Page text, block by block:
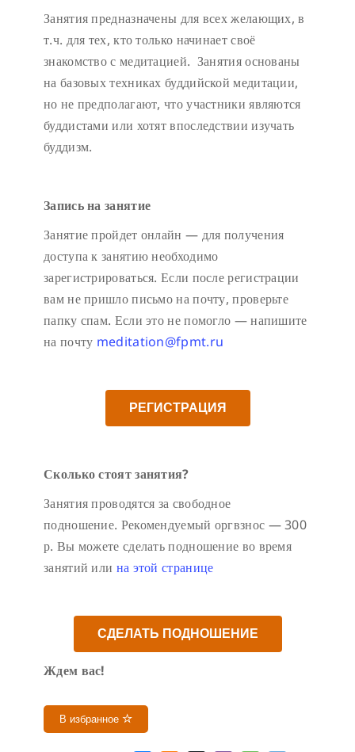
Занятия предназначены для всех желающих, в
т.ч. для тех, кто только начинает своё
знакомство с медитацией. Занятия основаны
на базовых техниках буддийской медитации,
но не предполагают, что участники являются
буддистами или хотят впоследствии изучать
буддизм.
Запись на занятие
Занятие пройдет онлайн — для получения
доступа к занятию необходимо
зарегистрироваться. Если после регистрации
вам не пришло письмо на почту, проверьте
папку спам. Если это не помогло — напишите
на почту meditation@fpmt.ru
РЕГИСТРАЦИЯ
Сколько стоят занятия?
Занятия проводятся за свободное
подношение. Рекомендуемый оргвзнос — 300
р. Вы можете сделать подношение во время
занятий или на этой странице
СДЕЛАТЬ ПОДНОШЕНИЕ
Ждем вас!
В избранное